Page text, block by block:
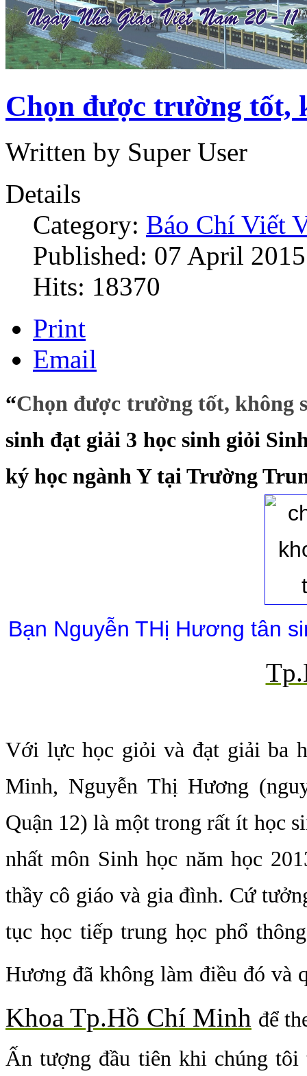
Chọn được trường tốt,
Written by Super User
Details
Category: Báo Chí Viết
Published: 07 April 2015
Hits: 18370
Print
Email
“Chọn được trường tốt, không
sinh đạt giải 3 học sinh giỏi
ký học ngành Y tại Trường
Bạn Nguyễn THị Hương tân
Với lực học giỏi và đạt giải ba
Minh, Nguyễn Thị Hương
Quận 12) là một trong rất ít học
nhất môn Sinh học năm học
thầy cô giáo và gia đình. Cứ
tục học tiếp trung học phổ
Hương đã không làm điều đó và
Khoa Tp.Hồ Chí Minh để
Ấn tượng đầu tiên khi chúng